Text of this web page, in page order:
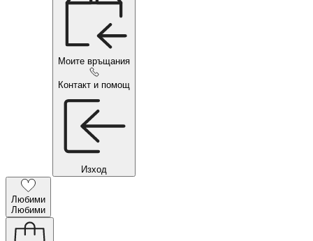
Моите връщания
Контакт и помощ
Изход
Любими
Любими